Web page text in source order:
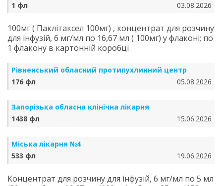
1 фл
03.08.2026
100мг ( Паклітаксел 100мг) , концентрат для розчину
для інфузій, 6 мг/мл по 16,67 мл ( 100мг) у флаконі; по
1 флакону в картонній коробці
Рівненський обласний протипухлинний центр
176 фл
05.08.2026
Запорізька обласна клінічна лікарня
1438 фл
15.06.2026
Міська лікарня №4
533 фл
19.06.2026
Концентрат для розчину для інфузій, 6 мг/мл по 5 мл